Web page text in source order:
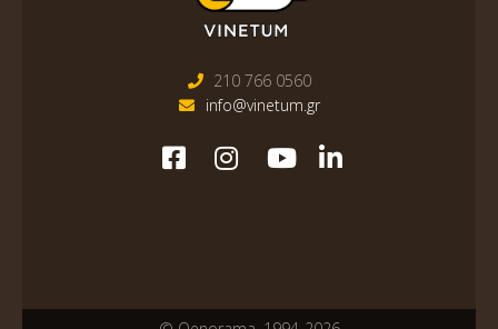
210 766 0560
info@vinetum.gr